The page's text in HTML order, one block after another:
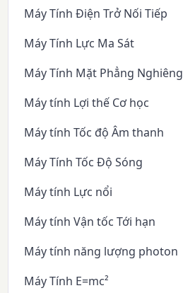
Máy Tính Điện Trở Nối Tiếp
Máy Tính Lực Ma Sát
Máy Tính Mặt Phẳng Nghiêng
Máy tính Lợi thế Cơ học
Máy tính Tốc độ Âm thanh
Máy Tính Tốc Độ Sóng
Máy tính Lực nổi
Máy tính Vận tốc Tới hạn
Máy tính năng lượng photon
Máy Tính E=mc²